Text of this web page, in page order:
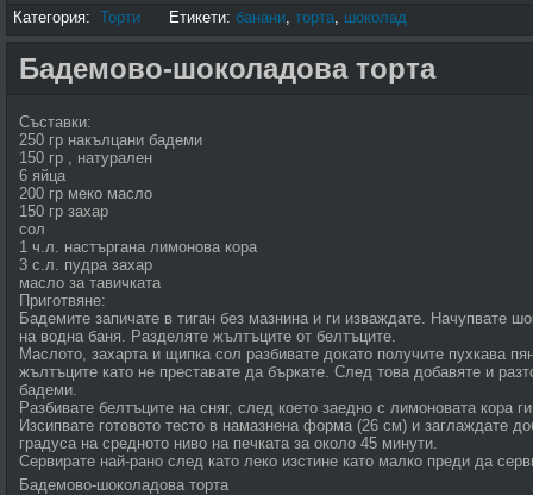
Категория: Торти Етикети: банани, торта, шоколад
Бадемово-шоколадова торта
Съставки:
250 гр накълцани бадеми
150 гр , натурален
6 яйца
200 гр меко масло
150 гр захар
сол
1 ч.л. настъргана лимонова кора
3 с.л. пудра захар
масло за тавичката
Приготвяне:
Бадемите запичате в тиган без мазнина и ги изваждате. Начупвате
на водна баня. Разделяте жълтъците от белтъците.
Маслото, захарта и щипка сол разбивате докато получите пухкава
жълтъците като не преставате да бъркате. След това добавяте и
бадеми.
Разбивате белтъците на сняг, след което заедно с лимоновата кора
Изсипвате готовото тесто в намазнена форма (26 см) и заглаждате
градуса на средното ниво на печката за около 45 минути.
Сервирате най-рано след като леко изстине като малко преди да
Бадемово-шоколадова торта